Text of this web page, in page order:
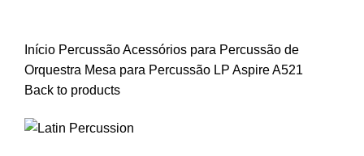
Início PercussãoAcessórios para Percussão de
Orquestra Mesa para Percussão LP Aspire A521
Back to products